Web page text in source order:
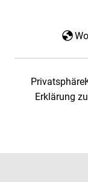
Privatsphäre
Erklärung